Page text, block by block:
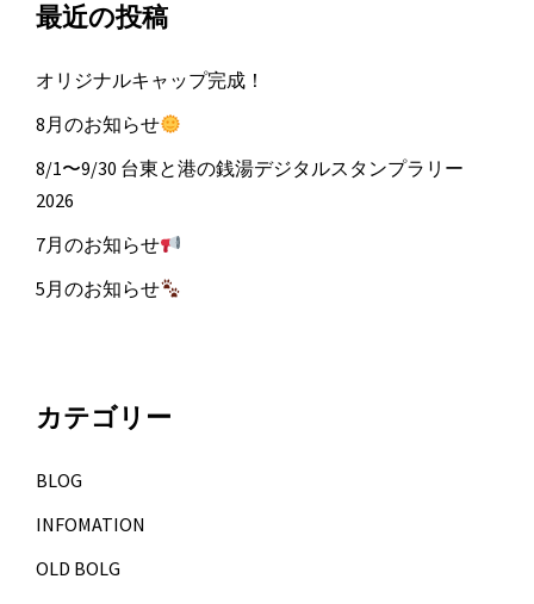
最近の投稿
オリジナルキャップ完成！
8月のお知らせ
8/1〜9/30 台東と港の銭湯デジタルスタンプラリー
2026
7月のお知らせ
5月のお知らせ
カテゴリー
BLOG
INFOMATION
OLD BOLG